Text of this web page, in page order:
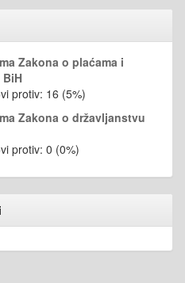
Zakona o plaćama i
protiv: 16 (5%)
Zakona o državljanstvu
protiv: 0 (0%)